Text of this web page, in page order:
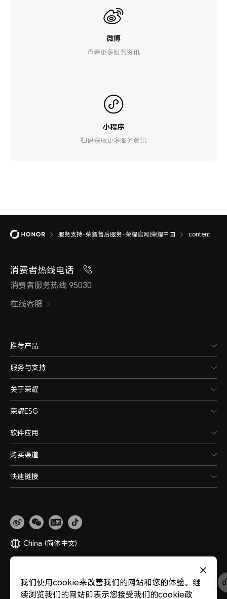
微博
查看更多服务资讯
小程序
扫码获取更多服务资讯
服务支持-荣耀售后服务-荣耀官网|荣耀中国 content
消费者热线电话
消费者服务热线 95030
在线客服
推荐产品
服务与支持
关于荣耀
荣耀ESG
软件应用
购买渠道
快速链接
China (简体中文)
版权所有 © 荣耀终端股份有限公司 2020-2026 保留一切权利。
44030002002883
粤ICP备20047157号
我们使用cookie来改善我们的网站和您的体验。继
续浏览我们的网站即表示您接受我们的cookie政